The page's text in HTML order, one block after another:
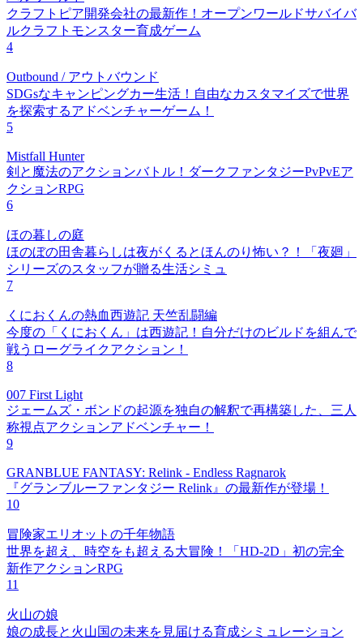
クラフトピア開発会社の最新作！オープンワールドサバイバ
ルクラフトモンスター育成ゲーム
4
Outbound / アウトバウンド
SDGsなキャンピングカー生活！自由なカスタマイズで世界
を探索するアドベンチャーゲーム！
5
Mistfall Hunter
剣と魔法のアクションバトル！ダークファンタジーPvPvEア
クションRPG
6
ほの暮しの庭
ほのぼの田舎暮らしは夜がくるとほんのり怖い？！「夜廻」
シリーズのスタッフが贈る生活シミュ
7
くにおくんの熱血西遊記 天竺乱闘編
今度の「くにおくん」は西遊記！自分だけのビルドを組んで
戦うローグライクアクション！
8
007 First Light
ジェームズ・ボンドの起源を独自の解釈で再構築した、三人
称視点アクションアドベンチャー！
9
GRANBLUE FANTASY: Relink - Endless Ragnarok
『グランブルーファンタジー Relink』の最新作が登場！
10
冒険家エリオットの千年物語
世界を超え、時空をも超える大冒険！「HD-2D」初の完全
新作アクションRPG
11
火山の娘
娘の成長と火山国の未来を見届ける育成シミュレーション